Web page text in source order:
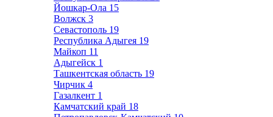
Йошкар-Ола 15
Волжск 3
Севастополь 19
Республика Адыгея 19
Майкоп 11
Адыгейск 1
Ташкентская область 19
Чирчик 4
Газалкент 1
Камчатский край 18